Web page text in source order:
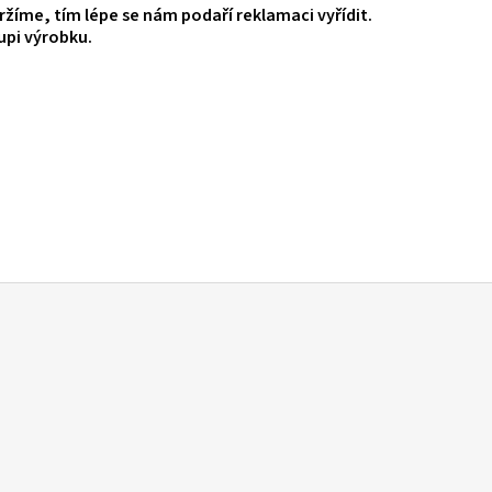
tím lépe se nám podaří reklamaci vyřídit.
výrobku.